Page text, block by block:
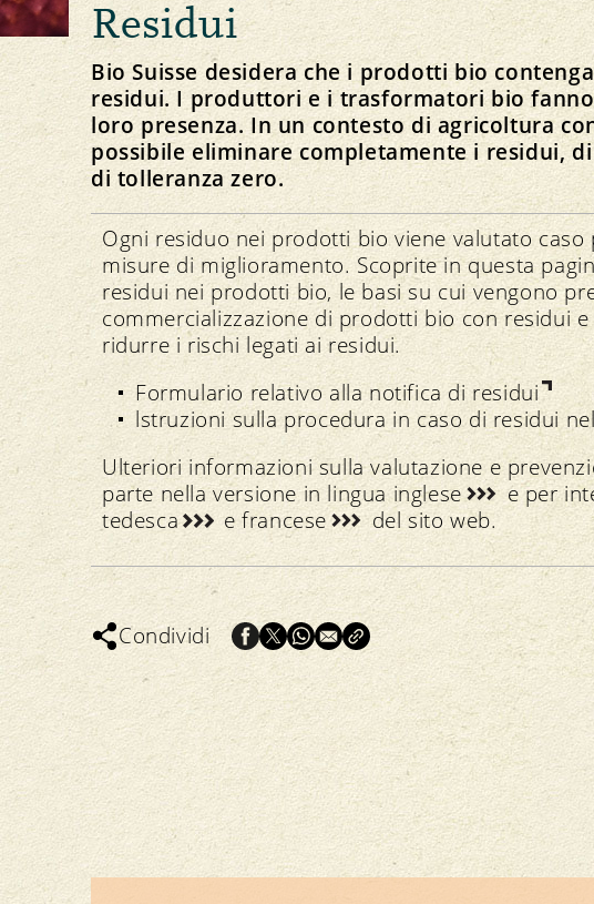
Informazioni su di noi
Team e contatti
Linee guida e progetti
Utilizzo sostenibile delle risorse idriche
Promozione dell’attività dei piccoli agricoltori
Colture permanenti tropicali
Responsabilità sociale
Supporto
NEWSLETTER
Residui
Bio Suisse desidera che i prodotti bio
residui. I produttori e i trasformatori bio
loro presenza. In un contesto di agricoltura
possibile eliminare completamente i residui,
di tolleranza zero.
Ogni residuo nei prodotti bio viene valutato
misure di miglioramento. Scoprite in questa
residui nei prodotti bio, le basi su cui vengono
commercializzazione di prodotti bio con residui
ridurre i rischi legati ai residui.
Formulario relativo alla notifica di residui
lstruzioni sulla procedura in caso di residui
Ulteriori informazioni sulla valutazione e
parte nella versione in linguainglese
e per
tedesca
efrancese del sito web.
Condividi